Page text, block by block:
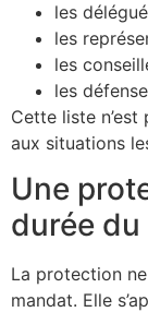
les
les
les
les
Cette liste
aux situations
Une
durée
La protection
mandat. Elle